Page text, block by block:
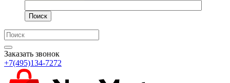
Поиск
Заказать звонок
+7(495)134-7272